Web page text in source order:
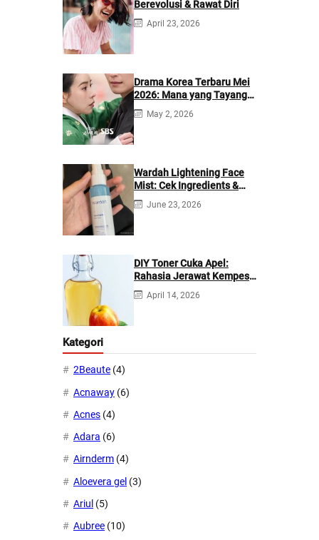
Berevolusi & Rawat Diri
April 23, 2026
Drama Korea Terbaru Mei
2026: Mana yang Tayang
di Netflix?
May 2, 2026
Wardah Lightening Face
Mist: Cek Ingredients &
Manfaatnya
June 23, 2026
DIY Toner Cuka Apel:
Rahasia Jerawat Kempes
dalam 2 Hari!
April 14, 2026
Kategori
2Beaute (4)
Acnaway (6)
Acnes (4)
Adara (6)
Airnderm (4)
Aloevera gel (3)
Ariul (5)
Aubree (10)